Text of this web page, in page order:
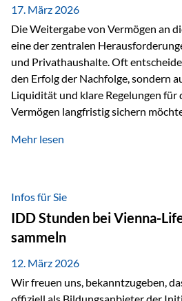
Private Wealth Police…
17. März 2026
Die Weitergabe von Vermögen an
eine der zentralen
und Privathaushalte. Oft
den Erfolg der Nachfolge, sondern
Liquidität und klare Regelungen für
Vermögen langfristig sichern
„Erfolgsformel Liechtenstein“,
Vermögensschutz strategisch
Warum klassische
Vermögen werden erst im Todesfall
Problemen führen: Hohe
zwischen Erben
Mehr lesen
Infos für Sie
IDD Stunden bei Vienna-
sammeln
12. März 2026
Wir freuen uns, bekanntzugeben,